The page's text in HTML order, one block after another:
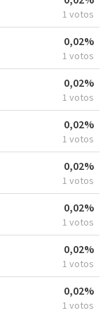
1 votos
0,02%
1 votos
0,02%
1 votos
0,02%
1 votos
0,02%
1 votos
0,02%
1 votos
0,02%
1 votos
0,02%
1 votos